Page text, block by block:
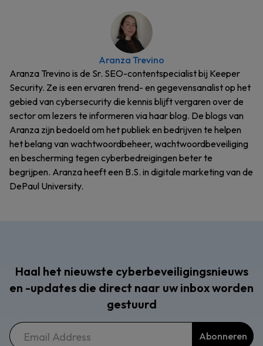
Aranza Trevino
Aranza Trevino is de Sr. SEO-contentspecialist bij Keeper
Security. Ze is een ervaren trend- en gegevensanalist op het
gebied van cybersecurity die kennis blijft vergaren over de
sector om lezers te informeren via haar blog. De blogs van
Aranza zijn bedoeld om het publiek en bedrijven te helpen
het belang van wachtwoordbeheer, wachtwoordbeveiliging
en bescherming tegen cyberbedreigingen beter te
begrijpen. Aranza heeft een B.S. in digitale marketing van de
DePaul University.
Haal het nieuwste cyberbeveiligingsnieuws
en -updates die direct naar uw inbox worden
gestuurd